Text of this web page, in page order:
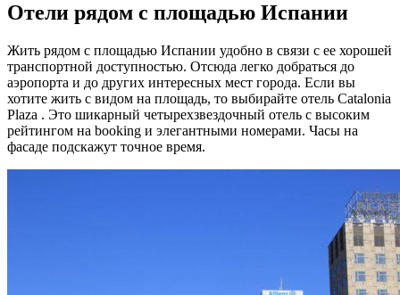
Отели рядом с площадью Испании
Жить рядом с площадью Испании удобно в связи с ее хорошей
транспортной доступностью. Отсюда легко добраться до
аэропорта и до других интересных мест города. Если вы
хотите жить с видом на площадь, то выбирайте отель Catalonia
Plaza . Это шикарный четырехзвездочный отель с высоким
рейтингом на booking и элегантными номерами. Часы на
фасаде подскажут точное время.